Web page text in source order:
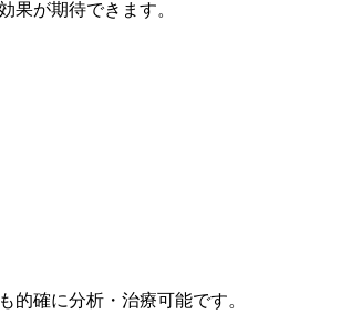
果が期待できます。
確に分析・治療可能です。